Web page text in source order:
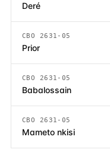
Deré
CBO 2631-05
Prior
CBO 2631-05
Babalossain
CBO 2631-05
Mameto nkisi